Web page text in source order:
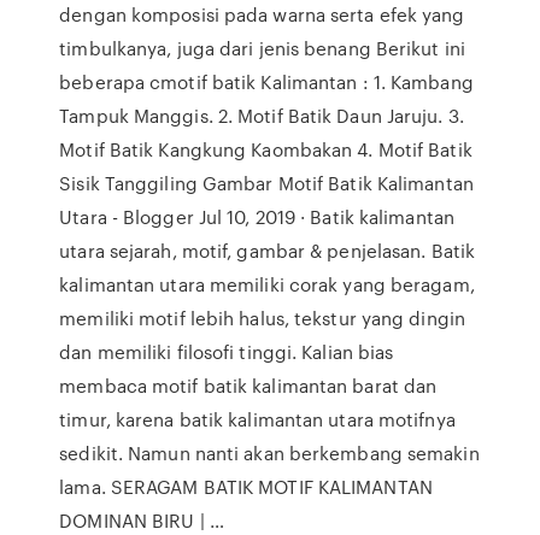
dengan komposisi pada warna serta efek yang
timbulkanya, juga dari jenis benang Berikut ini
beberapa cmotif batik Kalimantan : 1. Kambang
Tampuk Manggis. 2. Motif Batik Daun Jaruju. 3.
Motif Batik Kangkung Kaombakan 4. Motif Batik
Sisik Tanggiling Gambar Motif Batik Kalimantan
Utara - Blogger Jul 10, 2019 · Batik kalimantan
utara sejarah, motif, gambar & penjelasan. Batik
kalimantan utara memiliki corak yang beragam,
memiliki motif lebih halus, tekstur yang dingin
dan memiliki filosofi tinggi. Kalian bias
membaca motif batik kalimantan barat dan
timur, karena batik kalimantan utara motifnya
sedikit. Namun nanti akan berkembang semakin
lama. SERAGAM BATIK MOTIF KALIMANTAN
DOMINAN BIRU | …